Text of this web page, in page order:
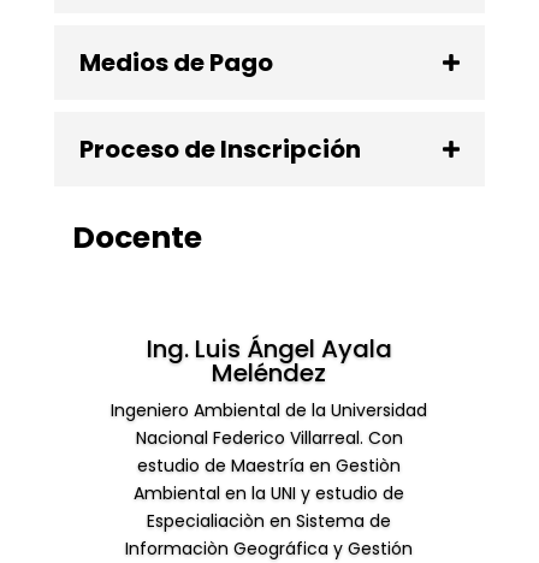
Medios de Pago
Proceso de Inscripción
Docente
Ing. Luis Ángel Ayala
Meléndez
Ingeniero Ambiental de la Universidad
Nacional Federico Villarreal. Con
estudio de Maestría en Gestiòn
Ambiental en la UNI y estudio de
Especialiaciòn en Sistema de
Informaciòn Geográfica y Gestión